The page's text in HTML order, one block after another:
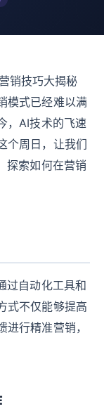
销技巧大揭秘
模式已经难以满
，AI技术的飞速
个周日，让我们
探索如何在营销
过自动化工具和
式不仅能够提高
行精准营销，